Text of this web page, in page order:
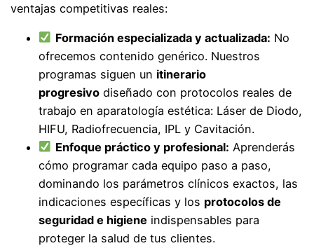
ventajas competitivas reales:
Formación especializada y actualizada: No
ofrecemos contenido genérico. Nuestros
programas siguen un itinerario
progresivo diseñado con protocolos reales de
trabajo en aparatología estética: Láser de Diodo,
HIFU, Radiofrecuencia, IPL y Cavitación.
Enfoque práctico y profesional: Aprenderás
cómo programar cada equipo paso a paso,
dominando los parámetros clínicos exactos, las
indicaciones específicas y los protocolos de
seguridad e higiene indispensables para
proteger la salud de tus clientes.